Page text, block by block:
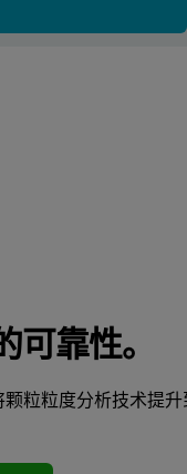
靠性。
粒粒度分析技术提升